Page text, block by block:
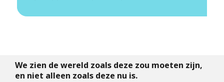
We zien de wereld zoals deze zou moeten zijn,
en niet alleen zoals deze nu is.